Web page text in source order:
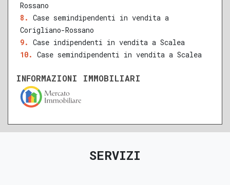
Rossano
Case semindipendenti in vendita a
Corigliano-Rossano
Case indipendenti in vendita a Scalea
Case semindipendenti in vendita a Scalea
INFORMAZIONI IMMOBILIARI
SERVIZI